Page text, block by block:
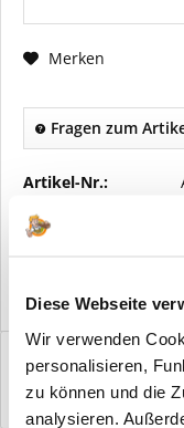
Diese Webseite
Wir verwenden
personalisieren,
zu können und die
analysieren.
Merken
Fragen zum
Artikel-Nr.:
Vorteile
Windfangelemente
einbaufertig bestellen.